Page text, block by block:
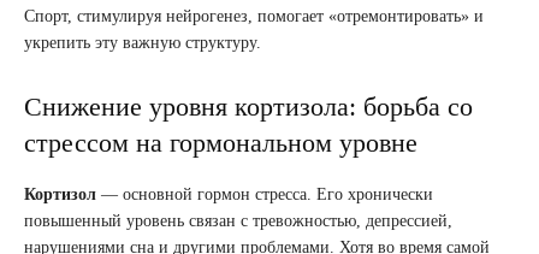
Спорт, стимулируя нейрогенез, помогает «отремонтировать» и
укрепить эту важную структуру.
Снижение уровня кортизола: борьба со
стрессом на гормональном уровне
Кортизол — основной гормон стресса. Его хронически
повышенный уровень связан с тревожностью, депрессией,
нарушениями сна и другими проблемами. Хотя во время самой